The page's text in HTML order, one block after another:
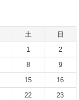
土
日
1
2
8
9
15
16
22
23